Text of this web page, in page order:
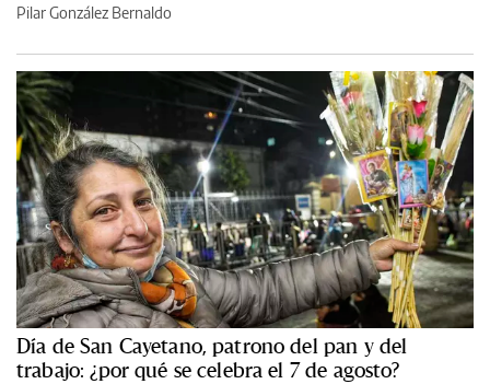
Pilar González Bernaldo
Día de San Cayetano, patrono del pan y del
trabajo: ¿por qué se celebra el 7 de agosto?